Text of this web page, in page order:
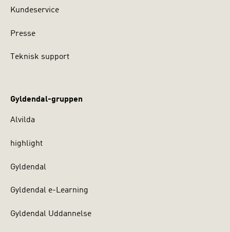
Kundeservice
Presse
Teknisk support
Gyldendal-gruppen
Alvilda
highlight
Gyldendal
Gyldendal e-Learning
Gyldendal Uddannelse